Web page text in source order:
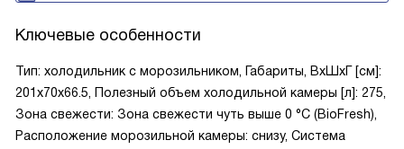
Ключевые особенности
Тип: холодильник с морозильником, Габариты, ВxШxГ [см]:
201x70x66.5, Полезный объем холодильной камеры [л]: 275,
Зона свежести: Зона свежести чуть выше 0 °С (BioFresh),
Расположение морозильной камеры: снизу, Система